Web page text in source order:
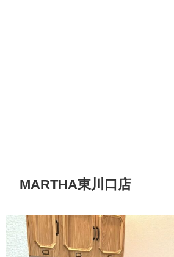
MARTHA東川口店